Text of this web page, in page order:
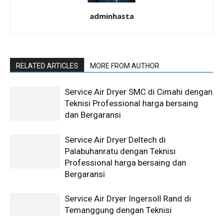
adminhasta
RELATED ARTICLES MORE FROM AUTHOR
Service Air Dryer SMC di Cimahi dengan
Teknisi Professional harga bersaing
dan Bergaransi
Service Air Dryer Deltech di
Palabuhanratu dengan Teknisi
Professional harga bersaing dan
Bergaransi
Service Air Dryer Ingersoll Rand di
Temanggung dengan Teknisi